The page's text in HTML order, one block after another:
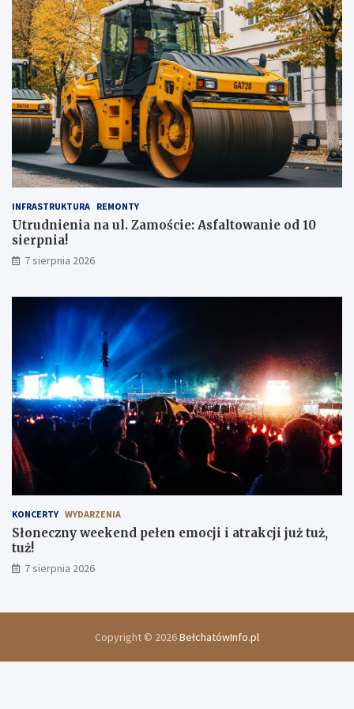
INFRASTRUKTURA REMONTY
Utrudnienia na ul. Zamoście: Asfaltowanie od 10
sierpnia!
7 sierpnia 2026
KONCERTY WYDARZENIA
Słoneczny weekend pełen emocji i atrakcji już tuż,
tuż!
7 sierpnia 2026
Copyright © 2026BełchatówInfo.pl